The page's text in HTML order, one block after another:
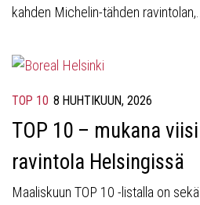
kahden Michelin-tähden ravintolan,...
TOP 10 8 HUHTIKUUN, 2026
TOP 10 – mukana
ravintola Helsingissä
Maaliskuun TOP 10 -listalla on